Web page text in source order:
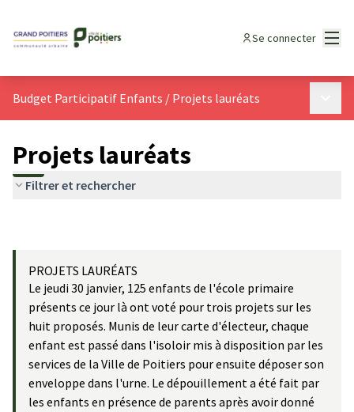
Se connecter
Budget Participatif Enfants / Projets lauréats
Projets lauréats
Filtrer et rechercher
PROJETS LAURÉATS
Le jeudi 30 janvier, 125 enfants de l'école primaire
présents ce jour là ont voté pour trois projets sur les
huit proposés. Munis de leur carte d'électeur, chaque
enfant est passé dans l'isoloir mis à disposition par les
services de la Ville de Poitiers pour ensuite déposer son
enveloppe dans l'urne. Le dépouillement a été fait par
les enfants en présence de parents après avoir donné